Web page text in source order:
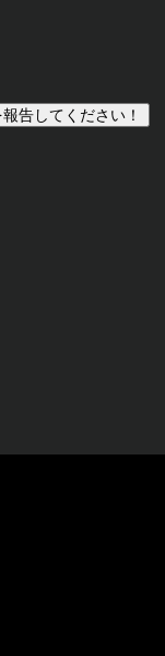
告してください！